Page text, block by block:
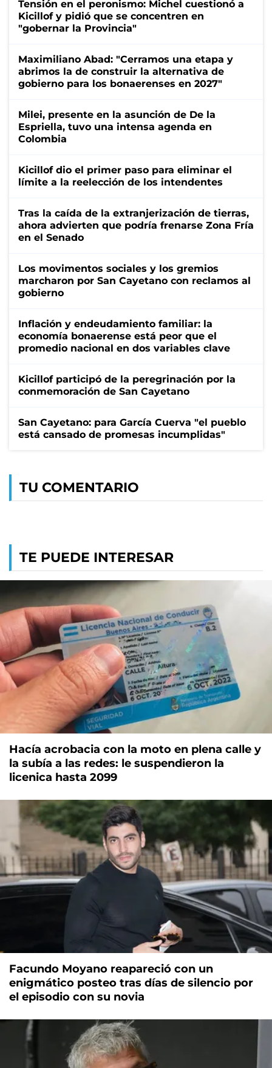
Tensión en el peronismo: Michel cuestionó a
Kicillof y pidió que se concentren en
"gobernar la Provincia"
Maximiliano Abad: "Cerramos una etapa y
abrimos la de construir la alternativa de
gobierno para los bonaerenses en 2027"
Milei, presente en la asunción de De la
Espriella, tuvo una intensa agenda en
Colombia
Kicillof dio el primer paso para eliminar el
límite a la reelección de los intendentes
Tras la caída de la extranjerización de tierras,
ahora advierten que podría frenarse Zona Fría
en el Senado
Los movimentos sociales y los gremios
marcharon por San Cayetano con reclamos al
gobierno
Inflación y endeudamiento familiar: la
economía bonaerense está peor que el
promedio nacional en dos variables clave
Kicillof participó de la peregrinación por la
conmemoración de San Cayetano
San Cayetano: para García Cuerva "el pueblo
está cansado de promesas incumplidas"
TU COMENTARIO
TE PUEDE INTERESAR
Hacía acrobacia con la moto en plena calle y
la subía a las redes: le suspendieron la
licenica hasta 2099
Facundo Moyano reapareció con un
enigmático posteo tras días de silencio por
el episodio con su novia